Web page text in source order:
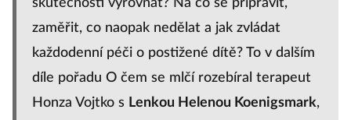
skutečností vyrovnat? Na co se připravit,
zaměřit, co naopak nedělat a jak zvládat
každodenní péči o postižené dítě? To v dalším
díle pořadu O čem se mlčí rozebíral terapeut
Honza Vojtko s Lenkou Helenou Koenigsmark,